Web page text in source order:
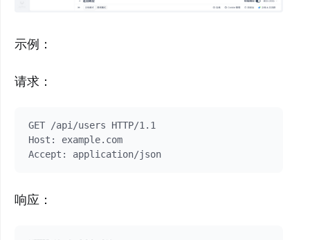
示例：
请求：
GET /api/users HTTP/1.1
Host: example.com
响应：